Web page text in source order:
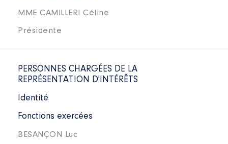
MME CAMILLERI Céline
Présidente
PERSONNES CHARGÉES DE LA
REPRÉSENTATION D'INTÉRÊTS
Identité
Fonctions exercées
BESANÇON Luc